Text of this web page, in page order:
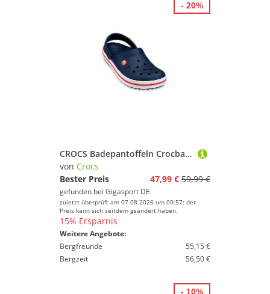
CROCS Badepantoffeln Crocband™ Clog dunkelblau | 45-46
von Crocs
Bester Preis
47,99 € 59,99 €
gefunden bei Gigasport DE
zuletzt überprüft am 07.08.2026 um 00:57; der
Preis kann sich seitdem geändert haben.
15% Ersparnis
Weitere Angebote:
Bergfreunde
55,15 €
Bergzeit
56,50 €
- 20%
- 10%